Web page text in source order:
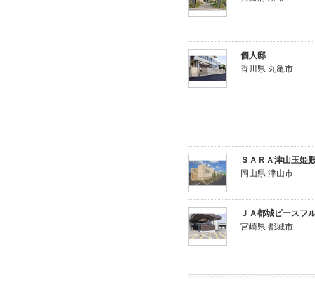
個人邸
香川県 丸亀市
ＳＡＲＡ津山玉姫
岡山県 津山市
ＪＡ都城ピース
宮崎県 都城市